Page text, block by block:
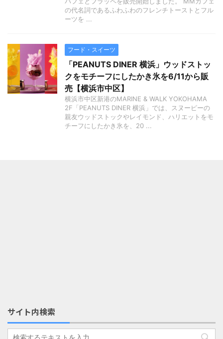
の代名詞であるふわふわのフレンチトーストとフル
ーツを ...
フード・スイーツ
「PEANUTS DINER 横浜」ウッドストッ
クをモチーフにしたかき氷を6/11から販
売【横浜市中区】
横浜市中区新港のMARINE & WALK YOKOHAMA
2F「PEANUTS DINER 横浜」では、スヌーピーの
親友ウッドストックやレイモンド、ハリエットをモ
チーフにしたかき氷を、20 ...
サイト内検索